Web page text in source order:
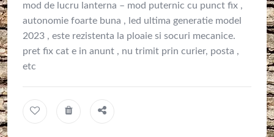
mod de lucru lanterna – mod puternic cu punct fix ,
autonomie foarte buna , led ultima generatie model
2023 , este rezistenta la ploaie si socuri mecanice.
pret fix cat e in anunt , nu trimit prin curier, posta ,
etc